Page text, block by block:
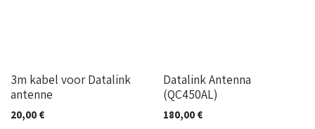
3m kabel voor Datalink
antenne
20,00 €
Datalink Antenna
(QC450AL)
180,00€